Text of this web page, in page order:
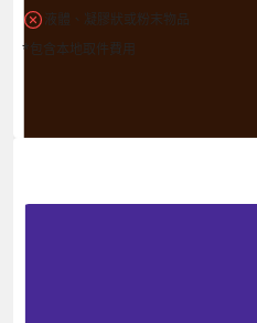
液體、凝膠狀或粉末物品
*包含本地取件費用